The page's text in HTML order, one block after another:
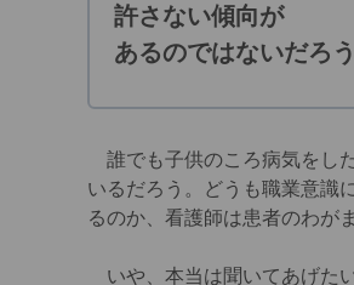
許さない傾向が
あるのではないだろ
誰でも子供のころ病気をし
いるだろう。どうも職業意識
るのか、看護師は患者のわが
いや、本当は聞いてあげた